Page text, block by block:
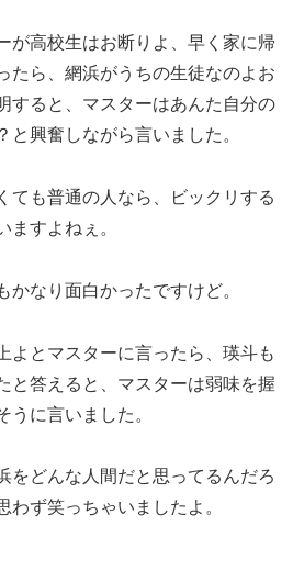
が高校生はお断りよ、早く家に帰
たら、網浜がうちの生徒なのよお
すると、マスターはあんた自分の
と興奮しながら言いました。
ても普通の人なら、ビックリする
ますよねぇ。
かなり面白かったですけど。
よとマスターに言ったら、瑛斗も
と答えると、マスターは弱味を握
うに言いました。
をどんな人間だと思ってるんだろ
わず笑っちゃいましたよ。